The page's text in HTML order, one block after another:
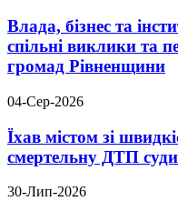
Влада, бізнес та
спільні виклики та
громад Рівненщини
04-Сер-2026
Їхав містом зі
смертельну ДТП
30-Лип-2026